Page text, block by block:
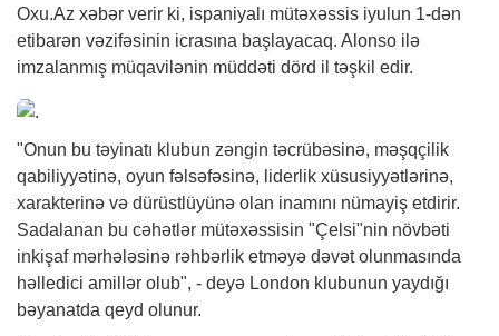
Oxu.Az xəbər verir ki, ispaniyalı mütəxəssis iyulun 1-dən
etibarən vəzifəsinin icrasına başlayacaq. Alonso ilə
imzalanmış müqavilənin müddəti dörd il təşkil edir.
"Onun bu təyinatı klubun zəngin təcrübəsinə, məşqçilik
qabiliyyətinə, oyun fəlsəfəsinə, liderlik xüsusiyyətlərinə,
xarakterinə və dürüstlüyünə olan inamını nümayiş etdirir.
Sadalanan bu cəhətlər mütəxəssisin "Çelsi"nin növbəti
inkişaf mərhələsinə rəhbərlik etməyə dəvət olunmasında
həlledici amillər olub", - deyə London klubunun yaydığı
bəyanatda qeyd olunur.